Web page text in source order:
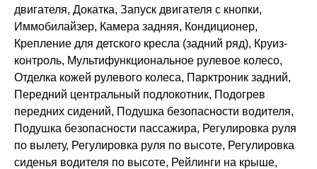
двигателя, Докатка, Запуск двигателя с кнопки,
Иммобилайзер, Камера задняя, Кондиционер,
Крепление для детского кресла (задний ряд), Круиз-
контроль, Мультифункциональное рулевое колесо,
Отделка кожей рулевого колеса, Парктроник задний,
Передний центральный подлокотник, Подогрев
передних сидений, Подушка безопасности водителя,
Подушка безопасности пассажира, Регулировка руля
по вылету, Регулировка руля по высоте, Регулировка
сиденья водителя по высоте, Рейлинги на крыше,